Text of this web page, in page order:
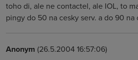
toho di, ale ne contactel, ale IOL, to
pingy do 50 na cesky serv. a do 90 na
Anonym (26.5.2004 16:57:06)